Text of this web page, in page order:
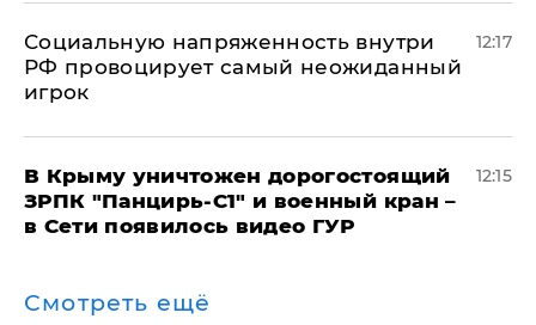
Социальную напряженность внутри
РФ провоцирует самый неожиданный
игрок
12:17
В Крыму уничтожен дорогостоящий
ЗРПК "Панцирь-С1" и военный кран –
в Сети появилось видео ГУР
12:15
Смотреть ещё